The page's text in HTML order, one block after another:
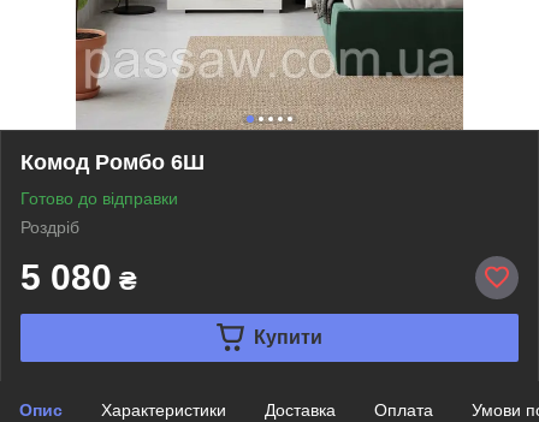
Комод Ромбо 6Ш
Готово до відправки
Роздріб
5 080 ₴
Купити
Опис Характеристики Доставка Оплата Умови